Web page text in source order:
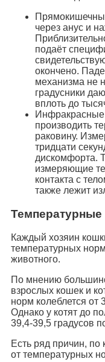
через анус и
подаёт
окончено.
механизма не
градусники
вплоть до
производить
раковину.
тридцати
дискомфорта.
измеряющие
контакта с
также лежит
Каждый хозяин
температурных
животного.
По мнению
взрослых кошек и
норм колеблется от
Однако у котят до
39,4-39,5 градусов
Есть ряд причин,
от температурных